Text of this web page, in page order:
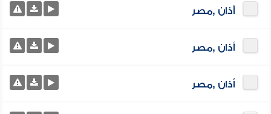
أذان ,مصر
أذان ,مصر
أذان ,مصر